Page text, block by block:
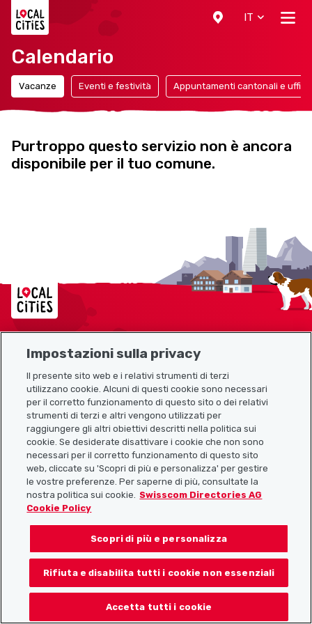
IT
Calendario
Vacanze Eventi e festività Appuntamenti cantonali e
Purtroppo questo servizio non è ancora
disponibile per il tuo comune.
Localcities
Link utili
Scarica l’app Localcities
Seguiteci su:
Impostazioni sulla privacy
Il presente sito web e i relativi strumenti di terzi
utilizzano cookie. Alcuni di questi cookie sono necessari
per il corretto funzionamento di questo sito o dei relativi
strumenti di terzi e altri vengono utilizzati per
raggiungere gli altri obiettivi descritti nella politica sui
cookie. Se desiderate disattivare i cookie che non sono
necessari per il corretto funzionamento di questo sito
web, cliccate su 'Scopri di più e personalizza' per gestire
le vostre preferenze. Per saperne di più, consultate la
nostra politica sui cookie.
Swisscom Directories AG
Cookie Policy
Scopri di più e personalizza
Rifiuta e disabilita tutti i cookie non essenziali
Accetta tutti i cookie